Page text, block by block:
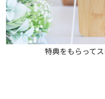
特典をもらって